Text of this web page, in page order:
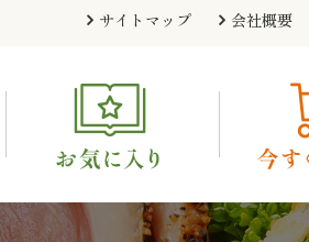
サイトマップ 会社概要
ご利用シーンから選ぶ